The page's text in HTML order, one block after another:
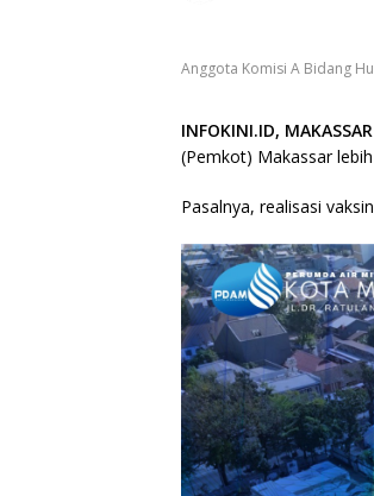
Anggota Komisi A Bidang
INFOKINI.ID, MAKASSAR
(Pemkot) Makassar
Pasalnya, realisasi